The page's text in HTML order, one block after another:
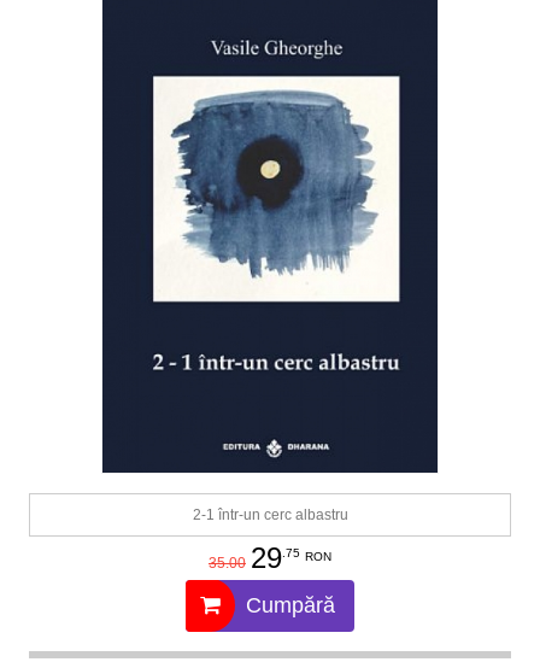
2-1 într-un cerc albastru
35.00 29.75 RON
Cumpără